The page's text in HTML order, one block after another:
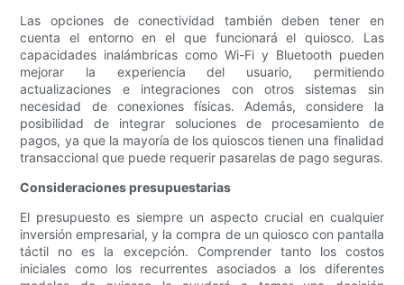
Las opciones de conectividad también deben tener en
cuenta el entorno en el que funcionará el quiosco. Las
capacidades inalámbricas como Wi-Fi y Bluetooth pueden
mejorar la experiencia del usuario, permitiendo
actualizaciones e integraciones con otros sistemas sin
necesidad de conexiones físicas. Además, considere la
posibilidad de integrar soluciones de procesamiento de
pagos, ya que la mayoría de los quioscos tienen una finalidad
transaccional que puede requerir pasarelas de pago seguras.
Consideraciones presupuestarias
El presupuesto es siempre un aspecto crucial en cualquier
inversión empresarial, y la compra de un quiosco con pantalla
táctil no es la excepción. Comprender tanto los costos
iniciales como los recurrentes asociados a los diferentes